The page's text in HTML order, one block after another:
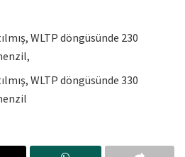
WLTP döngüsünde 230
WLTP döngüsünde 330